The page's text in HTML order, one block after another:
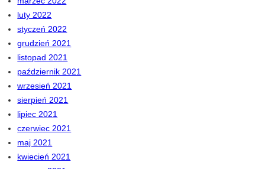
luty 2022
styczeń 2022
grudzień 2021
listopad 2021
październik 2021
wrzesień 2021
sierpień 2021
lipiec 2021
czerwiec 2021
maj 2021
kwiecień 2021